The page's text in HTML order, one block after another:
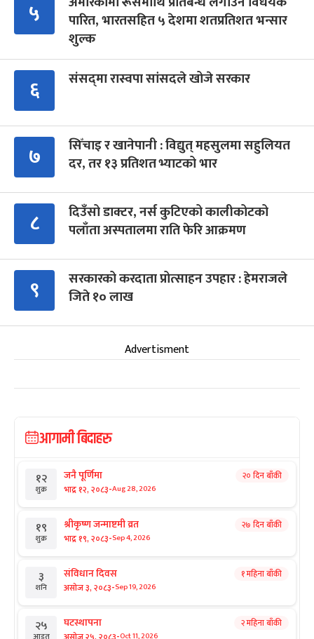
५
पारित, भारतसहित ५ देशमा शतप्रतिशत भन्सार
शुल्क
६ संसद्‍मा रास्वपा सांसदले खोजे सरकार
७
सिँचाइ र खानेपानी : विद्युत् महसुलमा सहुलियत
दर, तर १३ प्रतिशत भ्याटको भार
८
दिउँसो डाक्टर, नर्स कुटिएको कालीकोटको
पलाँता अस्पतालमा राति फेरि आक्रमण
९
सरकारको करदाता प्रोत्साहन उपहार : हेमराजले
जिते १० लाख
Advertisment
आगामी बिदाहरु
१२
शुक्र
जनै पूर्णिमा
भाद्र १२, २०८३-Aug 28, 2026
२० दिन बाँकी
१९
शुक्र
श्रीकृष्ण जन्माष्टमी व्रत
भाद्र १९, २०८३-Sep 4, 2026
२७ दिन बाँकी
३
शनि
संविधान दिवस
असोज ३, २०८३-Sep 19, 2026
१ महिना बाँकी
२५ घटस्थापना
Oct 11, 2026
२ महिना बाँकी